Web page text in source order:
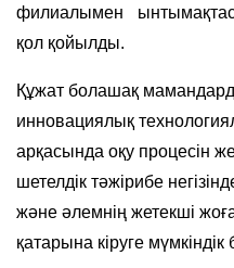
филиалымен
қол қойылды.
Құжат болашақ
инновациялық
арқасында оқу процесін
шетелдік тәжірибе
және әлемнің жетекші
қатарына кіруге мүмкіндік